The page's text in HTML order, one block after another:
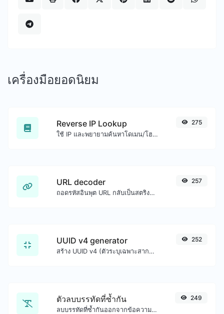
เครื่องมือยอดนิยม
Reverse IP Lookup
ใช้ IP และพยายามค้นหาโดเมน/โฮสต์ที่เกี่ยวข้อง
275
URL decoder
ถอดรหัสอินพุต URL กลับเป็นสตริงปกติ
257
UUID v4 generator
สร้าง UUID v4 (ตัวระบุเฉพาะสากล) ได้อย่างง่ายดายด้วยความช่วยเหลือจากเครื่องมือของเรา
252
ตัวลบบรรทัดที่ซ้ำกัน
ลบบรรทัดที่ซ้ำกันออกจากข้อความได้อย่างง่ายดาย
249